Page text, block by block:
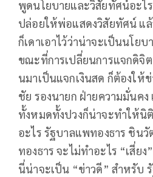
พูดนโยบายและวิสัยทัศน์อะไ
ปล่อยให้พ่อแสดงวิสัยทัศน์ แ
ก็เดาเอาไว้ว่าน่าจะเป็นนโยบ
ขณะที่การเปลี่ยนการแจกดิจิ
นมาเป็นแจกเงินสด ก็ต้องให้
ชัย รองนายก ฝ่ายความมั่นคง
ทั้งหมดทั้งปวงก็น่าจะทำให้นิ
อะไร รัฐบาลแพทองธาร ชินวั
ทองธาร จะไม่ทำอะไร “เสี่ย
นี่น่าจะเป็น “ข่าวดี” สำหรับ